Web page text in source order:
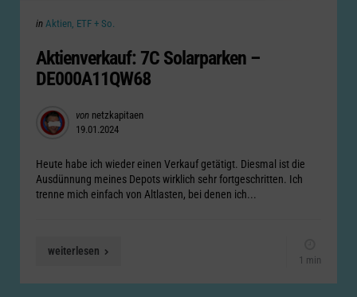
Categories
Posted
in Aktien, ETF + So.
Aktienverkauf: 7C Solarparken –
DE000A11QW68
Posted
by
von netzkapitaen
19.01.2024
Heute habe ich wieder einen Verkauf getätigt. Diesmal ist die
Ausdünnung meines Depots wirklich sehr fortgeschritten. Ich
trenne mich einfach von Altlasten, bei denen ich...
weiterlesen
1 min